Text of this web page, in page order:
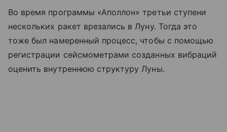
Во время программы «Аполлон» третьи ступени
нескольких ракет врезались в Луну. Тогда это
тоже был намеренный процесс, чтобы с помощью
регистрации сейсмометрами созданных вибраций
оценить внутреннюю структуру Луны.